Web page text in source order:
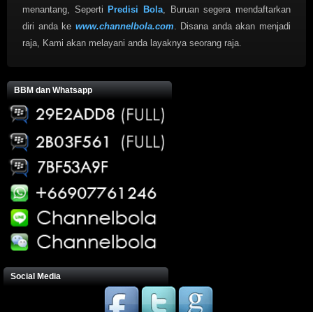
menantang, Seperti Predisi Bola , Buruan segera mendaftarkan
diri anda ke www.channelbola.com . Disana anda akan menjadi
raja, Kami akan melayani anda layaknya seorang raja.
BBM dan Whatsapp
Social Media